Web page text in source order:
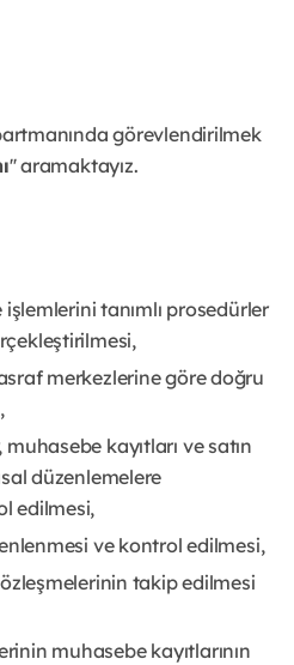
görevlendirilmek
'' aramaktayız.
tanımlı prosedürler
merkezlerine göre doğru
kayıtları ve satın
düzenlemelere
edilmesi,
ve kontrol edilmesi,
takip edilmesi
muhasebe kayıtlarının